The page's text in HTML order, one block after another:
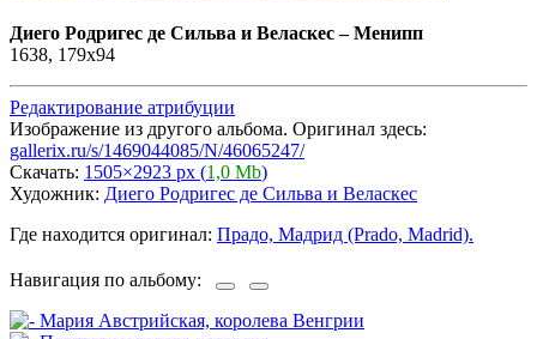
Диего Родригес де Сильва и Веласкес–Менипп
1638, 179x94
Редактирование атрибуции
Изображение из другого альбома. Оригинал здесь:
gallerix.ru/s/1469044085/N/46065247/
Скачать: 1505×2923 px (1,0 Mb)
Художник: Диего Родригес де Сильва и Веласкес
Где находится оригинал: Прадо, Мадрид (Prado, Madrid).
Навигация по альбому: